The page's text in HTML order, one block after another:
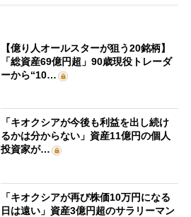
【億り人オールスターが狙う20銘柄】
「総資産69億円超」90歳現役トレーダ
ーから“10…
「キオクシアが今後も利益を出し続け
るかは分からない」資産11億円の個人
投資家が…
「キオクシアが再び株価10万円になる
日は遠い」資産3億円超のサラリーマン